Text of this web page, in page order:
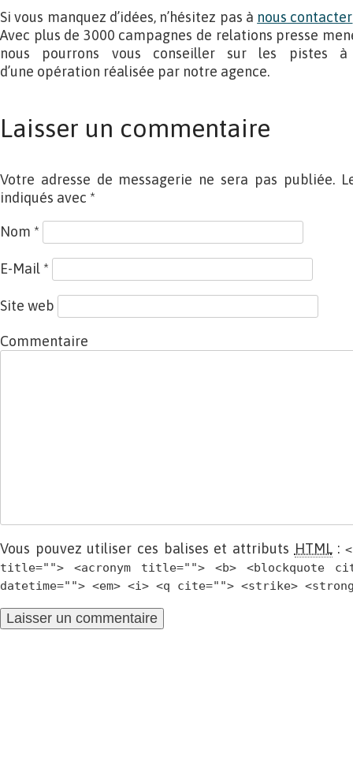
Si vous manquez d’idées, n’hésitez pas à nous contacter
Avec plus de 3000 campagnes de relations presse
nous pourrons vous conseiller sur les pistes
d’une opération réalisée par notre agence.
Laisser un commentaire
Votre adresse de messagerie ne sera pas publiée.
indiqués avec *
Nom *
E-Mail *
Site web
Commentaire
Vous pouvez utiliser ces balises et attributs HTML:
title=""> <acronym title=""> <b> <blockquote
datetime=""> <em> <i> <q cite=""> <strike>